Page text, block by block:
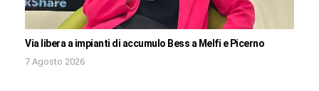
Via libera a impianti di accumulo Bess a Melfi e Picerno
7 Agosto 2026